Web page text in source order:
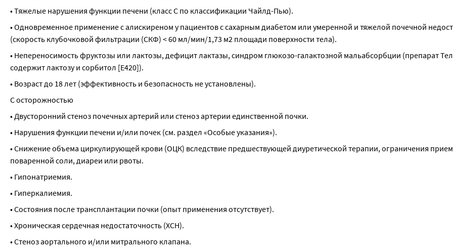
• Тяжелые нарушения функции печени (класс С по классификации Чайлд-Пью).
• Одновременное применение с алискиреном у пациентов с сахарным диабетом или умеренной и тяжелой почечной
(скорость клубочковой фильтрации (СКФ) < 60 мл/мин/1,73 м2 площади поверхности тела).
• Непереносимость фруктозы или лактозы, дефицит лактазы, синдром глюкозо-галактозной мальабсорбции (препарат
содержит лактозу и сорбитол [Е420]).
• Возраст до 18 лет (эффективность и безопасность не установлены).
С осторожностью
• Двусторонний стеноз почечных артерий или стеноз артерии единственной почки.
• Нарушения функции печени и/или почек (см. раздел «Особые указания»).
• Снижение объема циркулирующей крови (ОЦК) вследствие предшествующей диуретической терапии, ограничения
поваренной соли, диареи или рвоты.
• Гипонатриемия.
• Гиперкалиемия.
• Состояния после трансплантации почки (опыт применения отсутствует).
• Хроническая сердечная недостаточность (ХСН).
• Стеноз аортального и/или митрального клапана.